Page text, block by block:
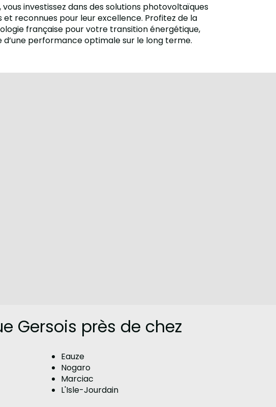
vous investissez dans des solutions photovoltaïques
et reconnues pour leur excellence. Profitez de la
française pour votre transition énergétique,
d’une performance optimale sur le long terme.
Gersois près de chez
Eauze
Nogaro
Marciac
L'Isle-Jourdain